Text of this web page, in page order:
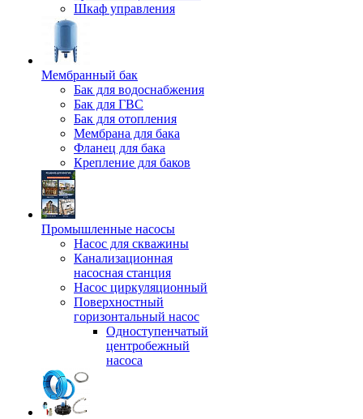
Шкаф управления
Мембранный бак
Бак для водоснабжения
Бак для ГВС
Бак для отопления
Мембрана для бака
Фланец для бака
Крепление для баков
Промышленные насосы
Насос для скважины
Канализационная
насосная станция
Насос циркуляционный
Поверхностный
горизонтальный насос
Одноступенчатый
центробежный
насоса